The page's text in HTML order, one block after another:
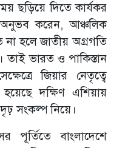
ছড়িয়ে দিতে কার্যকর
করেন, আঞ্চলিক
না হলে জাতীয় অগ্রগতি
তাই ভারত ও পাকিস্তান
জিয়ার নেতৃত্বে
দক্ষিণ এশিয়ায়
সংকল্প নিয়ে।
পূর্তিতে বাংলাদেশে